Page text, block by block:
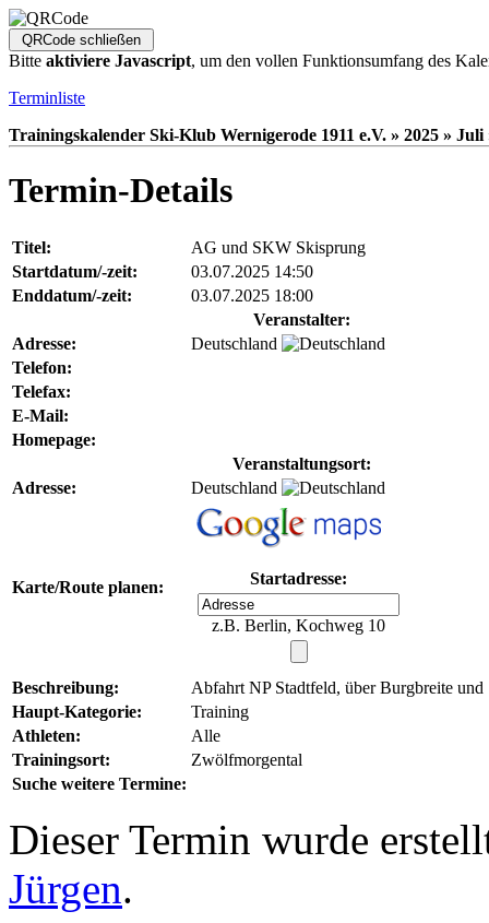
Bitte aktiviere Javascript, um den vollen Funktionsumfang des
Terminliste
Trainingskalender Ski-Klub Wernigerode 1911 e.V. » 2025 »
Termin-Details
Titel:
AG und SKW Skisprung
Startdatum/-zeit:
03.07.2025 14:50
Enddatum/-zeit:
03.07.2025 18:00
Veranstalter:
Adresse:
Deutschland
Telefon:
Telefax:
E-Mail:
Homepage:
Veranstaltungsort:
Adresse:
Deutschland
Karte/Route planen: Startadresse:
z.B. Berlin, Kochweg 10
Beschreibung:
Abfahrt NP Stadtfeld, über Burgbreite
Haupt-Kategorie:
Training
Athleten:
Alle
Trainingsort:
Zwölfmorgental
Suche weitere Termine:
Dieser Termin wurde
Jürgen.